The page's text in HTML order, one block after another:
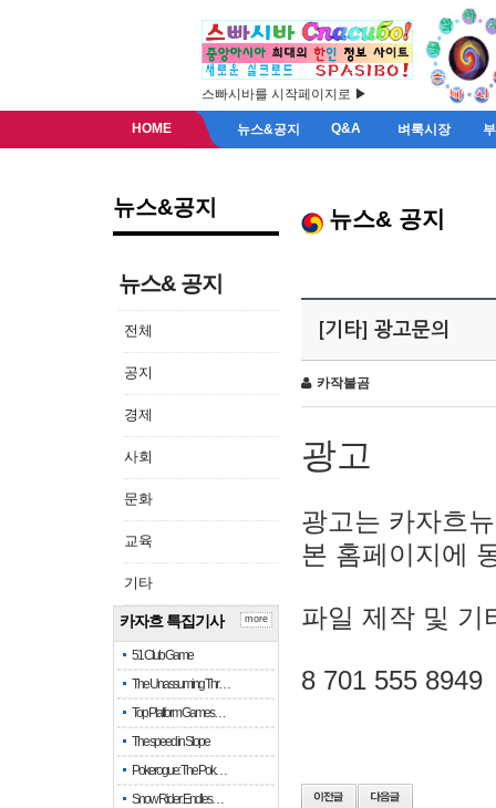
스빠시바를 시작페이지로 ▶
HOME 뉴스&공지 Q&A 벼룩시장
뉴스&공지
뉴스& 공지
전체
공지
경제
사회
문화
교육
기타
카자흐 특집기사
51 Club Game
The Unassuming Thr…
Top Platform Games…
The speed in Slope
Pokerogue: The Pok…
Snow Rider: Endles…
more
뉴스& 공지
[기타] 광고문의
카작불곰
광고
광고는 카자흐
본 홈페이지에
파일 제작 및 기
8 701 555 8949